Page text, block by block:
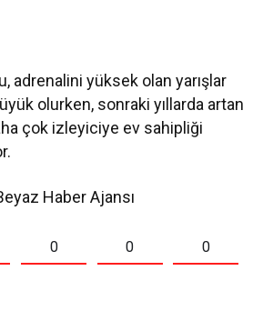
adrenalini yüksek olan yarışlar
olurken, sonraki yıllarda artan
çok izleyiciye ev sahipliği
Haber Ajansı
0 0 0